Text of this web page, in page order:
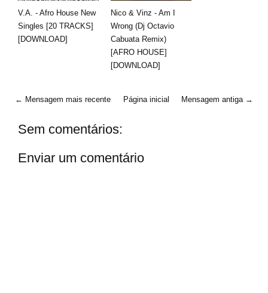
V.A. - Afro House New
Singles [20 TRACKS]
[DOWNLOAD]
Nico & Vinz - Am I
Wrong (Dj Octavio
Cabuata Remix)
[AFRO HOUSE]
[DOWNLOAD]
← Mensagem mais recente Mensagem antiga →
Página inicial
Sem comentários:
Enviar um comentário